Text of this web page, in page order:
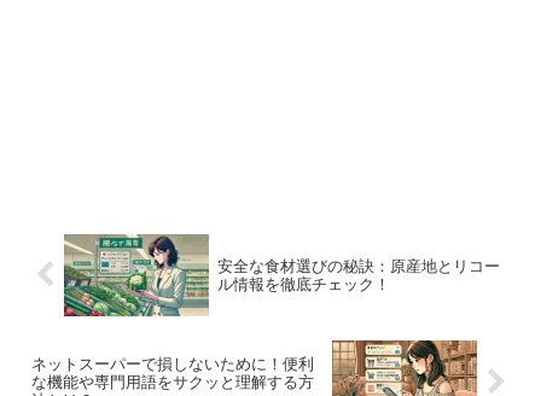
安全な食材選びの秘訣：原産地とリコー
ル情報を徹底チェック！
ネットスーパーで損しないために！便利
な機能や専門用語をサクッと理解する方